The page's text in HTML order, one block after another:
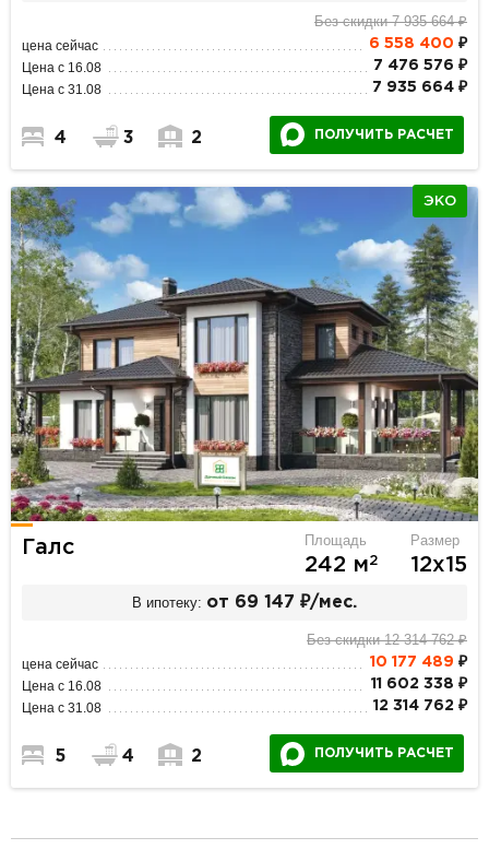
Без скидки 7 935 664 ₽
цена сейчас 6 558 400 ₽
Цена с 16.08 7 476 576 ₽
Цена с 31.08 7 935 664 ₽
4 3 2 ПОЛУЧИТЬ РАСЧЕТ
ЭКО
Галс Площадь
242 м2
Размер
12х15
В ипотеку: от 69 147 ₽/мес.
Без скидки 12 314 762 ₽
цена сейчас 10 177 489 ₽
Цена с 16.08 11 602 338 ₽
Цена с 31.08 12 314 762 ₽
5 4 2 ПОЛУЧИТЬ РАСЧЕТ